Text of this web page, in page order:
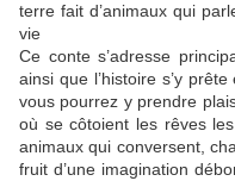
terre fait d’animaux qui
vie
Ce conte s’adresse
ainsi que l’histoire s’y
vous pourrez y prendre
où se côtoient les rêves
animaux qui conversent,
fruit d’une imagination